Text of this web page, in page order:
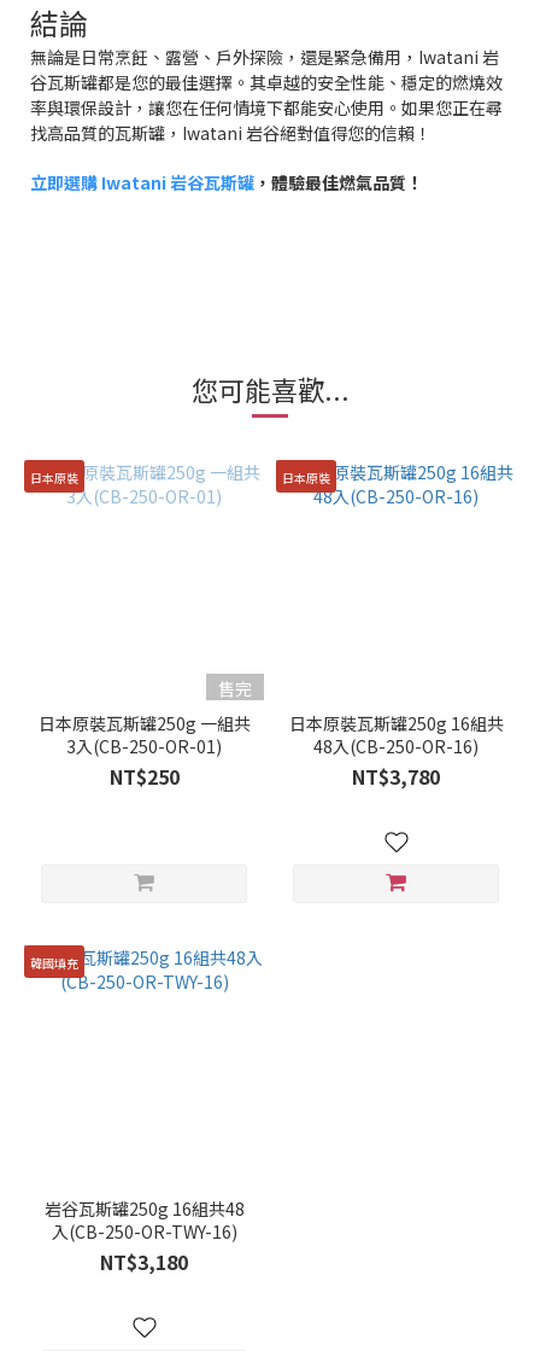
結論
無論是日常烹飪、露營、戶外探險，還是緊急備用，Iwatani 岩
谷瓦斯罐都是您的最佳選擇。其卓越的安全性能、穩定的燃燒效
率與環保設計，讓您在任何情境下都能安心使用。如果您正在尋
找高品質的瓦斯罐，Iwatani 岩谷絕對值得您的信賴！
立即選購 Iwatani 岩谷瓦斯罐 ，體驗最佳燃氣品質！
您可能喜歡...
日本原裝
售完
日本原裝瓦斯罐250g 一組共
3入(CB-250-OR-01)
NT$250
日本原裝
日本原裝瓦斯罐250g 16組共
48入(CB-250-OR-16)
NT$3,780
韓國填充
岩谷瓦斯罐250g 16組共48
入(CB-250-OR-TWY-16)
NT$3,180